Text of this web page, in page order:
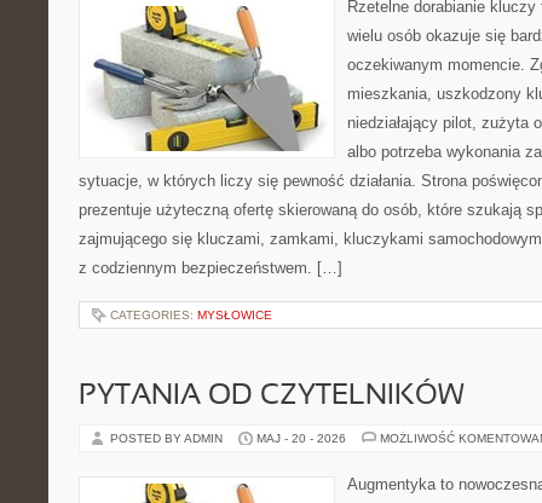
Rzetelne dorabianie
wielu osób okazuje się
oczekiwanym momencie.
mieszkania, uszkodzony
niedziałający pilot, zużyta
albo potrzeba wykonania
sytuacje, w których liczy się pewność działania. Strona
prezentuje użyteczną ofertę skierowaną do osób, które szukają
zajmującego się kluczami, zamkami, kluczykami
z codziennym bezpieczeństwem. […]
CATEGORIES: MYSŁOWICE
PYTANIA OD CZYTELNIKÓW
POSTED BY ADMIN MAJ - 20 - 2026 MOŻLIWOŚĆ
Augmentyka to